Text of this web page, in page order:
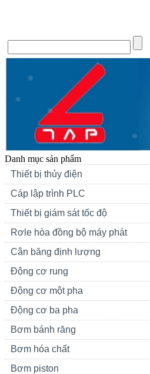
Danh mục sản phẩm
Thiết bị thủy điện
Cáp lập trình PLC
Thiết bị giám sát tốc độ
Rơle hòa đồng bộ máy phát
Cân băng định lượng
Động cơ rung
Động cơ một pha
Động cơ ba pha
Bơm bánh răng
Bơm hóa chất
Bơm piston